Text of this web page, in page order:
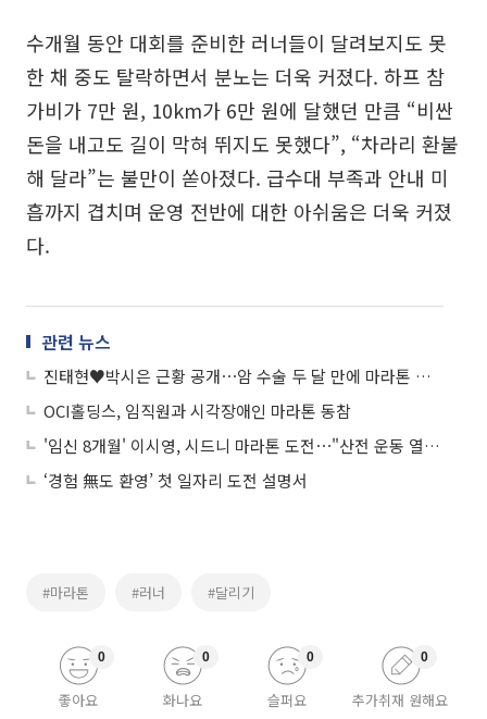
수개월 동안 대회를 준비한 러너들이 달려보지도 못
한 채 중도 탈락하면서 분노는 더욱 커졌다. 하프 참
가비가 7만 원, 10km가 6만 원에 달했던 만큼 “비싼
돈을 내고도 길이 막혀 뛰지도 못했다”, “차라리 환불
해 달라”는 불만이 쏟아졌다. 급수대 부족과 안내 미
흡까지 겹치며 운영 전반에 대한 아쉬움은 더욱 커졌
다.
관련 뉴스
진태현♥박시은 근황 공개⋯암 수술 두 달 만에 마라톤 완주
OCI홀딩스, 임직원과 시각장애인 마라톤 동참
'임신 8개월' 이시영, 시드니 마라톤 도전⋯"산전 운동 열심히 해, 가볍게 뛰고 올 것"
‘경험 無도 환영’ 첫 일자리 도전 설명서
#마라톤 #러너 #달리기
좋아요
0
화나요
0
슬퍼요
0
추가취재 원해요
0